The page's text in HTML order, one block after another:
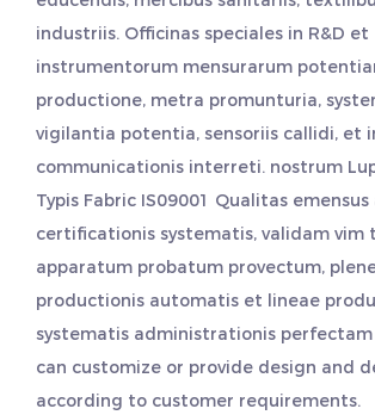
industriis. Officinas speciales in R&D et
instrumentorum mensurarum
productione, metra promunturia,
vigilantia potentia, sensoriis callidi, et
communicationis interreti. nostrum
Typis Fabric IS09001 Qualitas
certificationis systematis, validam vim
apparatum probatum provectum,
productionis automatis et lineae
systematis administrationis perfectam
can customize or provide design and
according to customer requirements.